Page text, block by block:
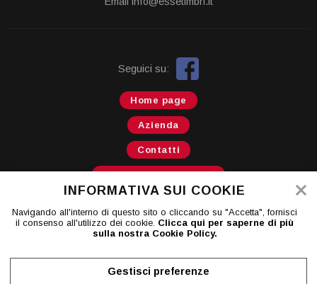
Seguici su:
Home page
Azienda
Contatti
Informativa sui cookie
Newsletter
INFORMATIVA SUI COOKIE
Navigando all'interno di questo sito o cliccando su "Accetta", fornisci
il consenso all'utilizzo dei cookie. Clicca qui per saperne di più
sulla nostra Cookie Policy.
Gestisci preferenze